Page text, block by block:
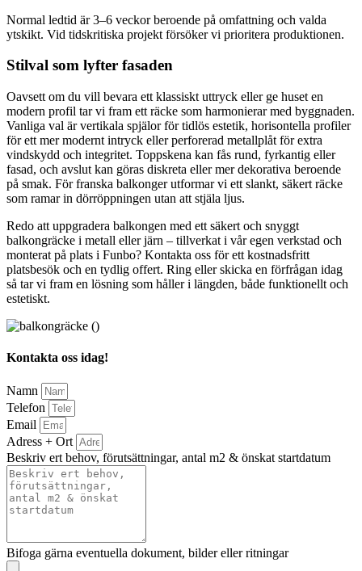
Normal ledtid är 3–6 veckor beroende på omfattning och valda
ytskikt. Vid tidskritiska projekt försöker vi prioritera produktionen.
Stilval som lyfter fasaden
Oavsett om du vill bevara ett klassiskt uttryck eller ge huset en
modern profil tar vi fram ett räcke som harmonierar med byggnaden.
Vanliga val är vertikala spjälor för tidlös estetik, horisontella profiler
för ett mer modernt intryck eller perforerad metallplåt för extra
vindskydd och integritet. Toppskena kan fås rund, fyrkantig eller
fasad, och avslut kan göras diskreta eller mer dekorativa beroende
på smak. För franska balkonger utformar vi ett slankt, säkert räcke
som ramar in dörröppningen utan att stjäla ljus.
Redo att uppgradera balkongen med ett säkert och snyggt
balkongräcke i metall eller järn – tillverkat i vår egen verkstad och
monterat på plats i Funbo? Kontakta oss för ett kostnadsfritt
platsbesök och en tydlig offert. Ring eller skicka en förfrågan idag
så tar vi fram en lösning som håller i längden, både funktionellt och
estetiskt.
Kontakta oss idag!
Namn
Telefon
Email
Adress + Ort
Beskriv ert behov, förutsättningar, antal m2 & önskat startdatum
Bifoga gärna eventuella dokument, bilder eller ritningar